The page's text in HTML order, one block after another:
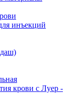
инъекций
крови с Луер -